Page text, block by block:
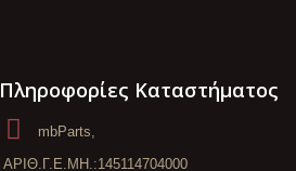
Πληροφορίες Καταστήματος
mbParts,
ΑΡΙΘ.Γ.Ε.ΜΗ.:145114704000